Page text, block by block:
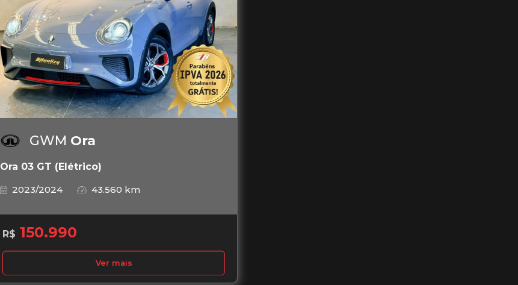
GWM Ora
Ora 03 GT (Elétrico)
2023/2024
43.560 km
R$ 150.990
Ver mais